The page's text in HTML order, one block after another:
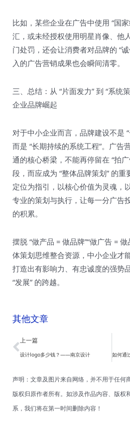
比如，某些企业在广告中使用 “国家
汇，或未经授权使用明星肖像、他
门处罚，还会让消费者对品牌的 “
入的广告营销成果也会瞬间清零。​
三、总结：从 “片面发力” 到 “系统
企业品牌崛起​
对于中小企业而言，品牌建设不是
而是 “长期持续的系统工程”。广告
通的核心桥梁，不能再停留在 “拍
段，而应成为 “整体品牌策划” 的
定位为指引，以核心价值为灵魂，
专业的策划与执行，让每一分广告
的积累。​
摆脱 “做产品 = 做品牌”“做广告 =
体策划思维整合资源，中小企业才
打造出有影响力、有忠诚度的强势
“发展” 的跨越。
其他文章
Prev
上一篇
设计logo多少钱？——南京设计
声明：文章及图片来自网络，并不用于任何
版权归原作者所有。如涉及作品内容、版权
系，我们将在第一时间删除内容！